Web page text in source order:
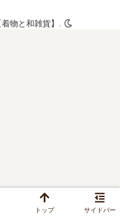
物と和雑貨】.
トップ サイドバー